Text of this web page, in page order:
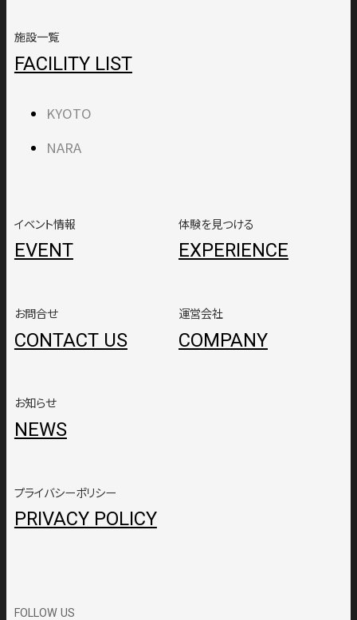
施設一覧
FACILITY LIST
KYOTO
NARA
イベント情報
EVENT
お問合せ
CONTACT US
体験を見つける
EXPERIENCE
運営会社
COMPANY
お知らせ
NEWS
プライバシーポリシー
PRIVACY POLICY
FOLLOW US